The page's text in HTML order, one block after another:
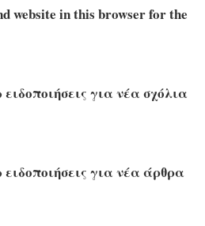
website in this browser for the
για νέα σχόλια
για νέα άρθρα